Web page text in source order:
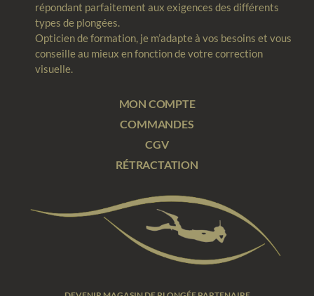
répondant parfaitement aux exigences des différents
types de plongées.
Opticien de formation, je m’adapte à vos besoins et vous
conseille au mieux en fonction de votre correction
visuelle.
MON COMPTE
COMMANDES
CGV
RÉTRACTATION